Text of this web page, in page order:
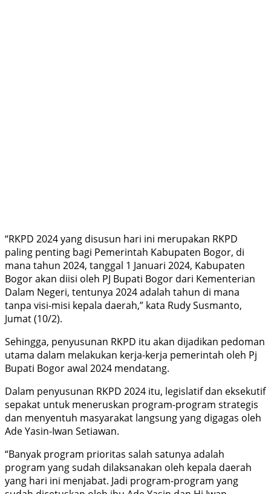
“RKPD 2024 yang disusun hari ini merupakan RKPD
paling penting bagi Pemerintah Kabupaten Bogor, di
mana tahun 2024, tanggal 1 Januari 2024, Kabupaten
Bogor akan diisi oleh PJ Bupati Bogor dari Kementerian
Dalam Negeri, tentunya 2024 adalah tahun di mana
tanpa visi-misi kepala daerah,” kata Rudy Susmanto,
Jumat (10/2).
Sehingga, penyusunan RKPD itu akan dijadikan pedoman
utama dalam melakukan kerja-kerja pemerintah oleh Pj
Bupati Bogor awal 2024 mendatang.
Dalam penyusunan RKPD 2024 itu, legislatif dan eksekutif
sepakat untuk meneruskan program-program strategis
dan menyentuh masyarakat langsung yang digagas oleh
Ade Yasin-Iwan Setiawan.
“Banyak program prioritas salah satunya adalah
program yang sudah dilaksanakan oleh kepala daerah
yang hari ini menjabat. Jadi program-program yang